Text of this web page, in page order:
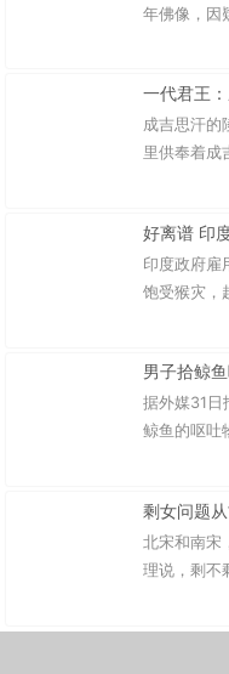
年佛像，因
一代君王
成吉思汗的
里供奉着成
好离谱 印
印度政府雇
饱受猴灾，
男子拾鲸
据外媒31日
鲸鱼的呕吐
剩女问题
北宋和南宋
理说，剩不